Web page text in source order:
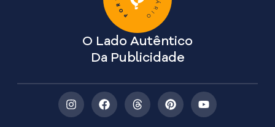
O Lado Autêntico
Da Publicidade